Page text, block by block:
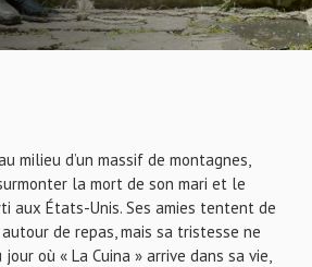
milieu d’un massif de montagnes,
la mort de son mari et le
aux États-Unis. Ses amies tentent de
de repas, mais sa tristesse ne
jour où « La Cuina » arrive dans sa vie,